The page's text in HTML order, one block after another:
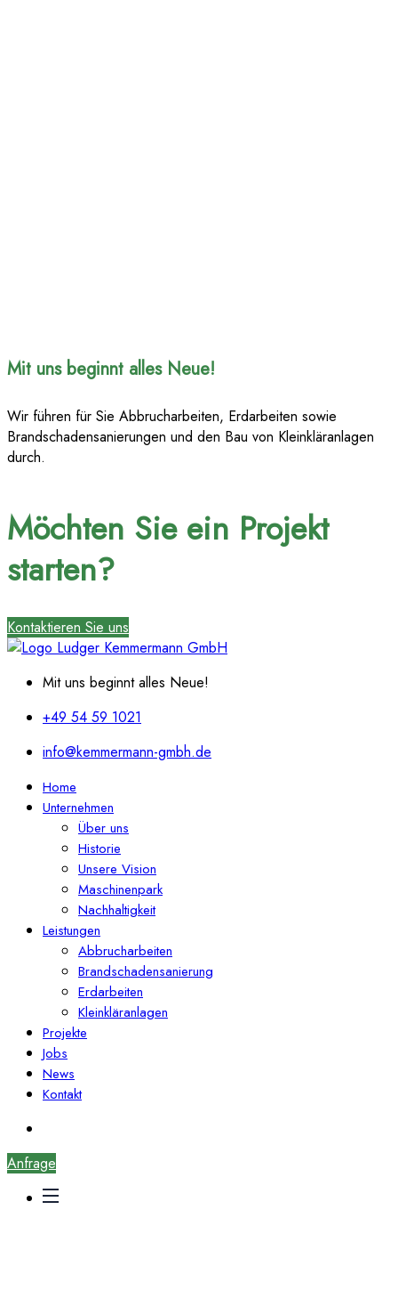
Mit uns beginnt alles Neue!
Wir führen für Sie Abbrucharbeiten, Erdarbeiten sowie
Brandschadensanierungen und den Bau von Kleinkläranlagen
durch.
Möchten Sie ein Projekt
starten?
Kontaktieren Sie uns
Mit uns beginnt alles Neue!
+49 54 59 1021
info@kemmermann-gmbh.de
Home
Unternehmen
Über uns
Historie
Unsere Vision
Maschinenpark
Nachhaltigkeit
Leistungen
Abbrucharbeiten
Brandschadensanierung
Erdarbeiten
Kleinkläranlagen
Projekte
Jobs
News
Kontakt
Anfrage